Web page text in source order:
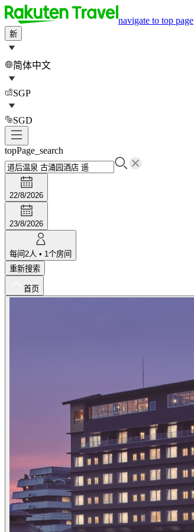
navigate to top page
新
简体中文
SGP
SGD
topPage_search
22/8/2026
23/8/2026
每间 2人 • 1个房间
重新搜索
首页